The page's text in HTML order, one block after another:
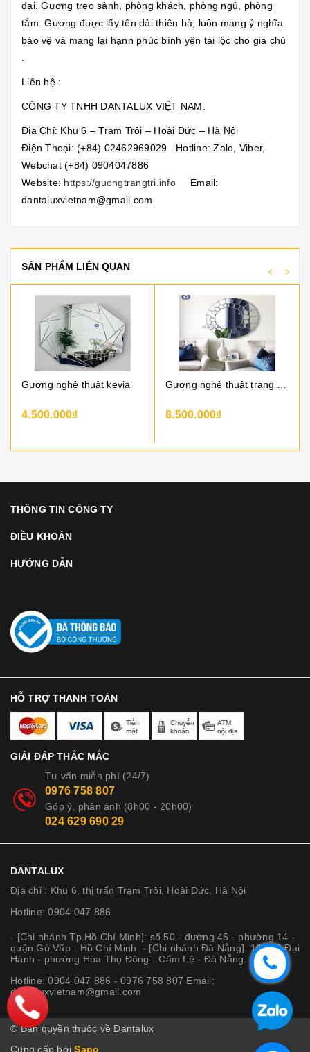
đại. Gương treo sảnh, phòng khách, phòng ngủ, phòng
tắm. Gương được lấy tên dải thiên hà, luôn mang ý nghĩa
bảo vệ và mang lại hạnh phúc bình yên tài lộc cho gia chủ
Liên hệ :
CÔNG TY TNHH DANTALUX VIỆT NAM.
Địa Chỉ: Khu 6 – Trạm Trôi – Hoài Đức – Hà Nội
Điện Thoại: (+84) 02462969029 Hotline: Zalo, Viber,
Webchat (+84) 0904047886
Website: https://guongtrangtri.infoEmail:
dantaluxvietnam@gmail.com
SẢN PHẨM LIÊN QUAN
Gương nghệ thuật kevia
4.500.000₫ 8.500.000₫
THÔNG TIN CÔNG TY
ĐIỀU KHOẢN
HƯỚNG DẪN
HỖ TRỢ THANH TOÁN
GIẢI ĐÁP THẮC MẮC
Tư vấn miễn phí (24/7)
0976 758 807
Góp ý, phản ánh (8h00 - 20h00)
024 629 690 29
DANTALUX
Địa chỉ : Khu 6, thị trấn Trạm Trôi, Hoài Đức, Hà Nội
Hotline: 0904 047 886
- [Chi nhánh Tp.Hồ Chí Minh]: số 50 - đường 45 - phường 14 -
quận Gò Vấp - Hồ Chí Minh. - [Chi nhánh Đà Nẵng]: 164 Lê Đại
Hành - phường Hòa Thọ Đông - Cẩm Lệ - Đà Nẵng.
Hotline: 0904 047 886 - 0976 758 807 Email:
dantaluxvietnam@gmail.com
© Bản quyền thuộc về Dantalux
Cung cấp bởiSapo